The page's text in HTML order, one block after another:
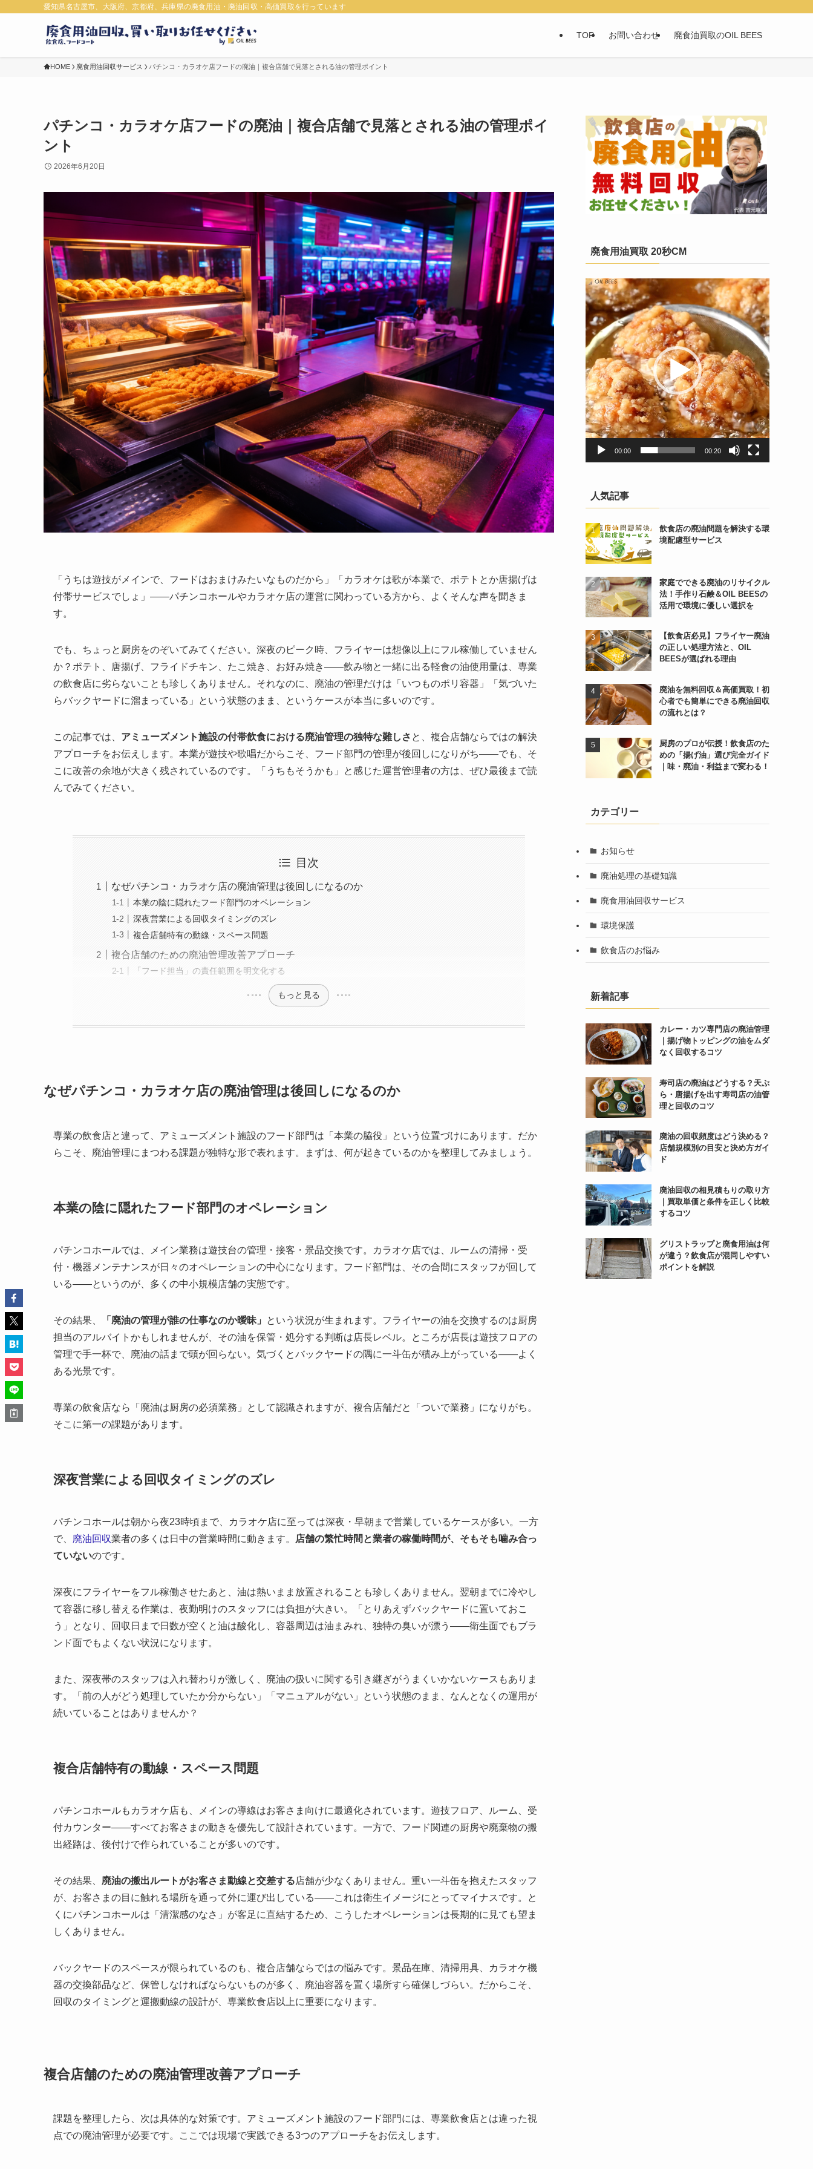
愛知県名古屋市、大阪府、京都府、兵庫県の廃食用油・廃油回収・高価買取を行っています
TOP お問い合わせ 廃食油買取のOIL BEES
HOME 廃食用油回収サービス パチンコ・カラオケ店フードの廃油｜複合店舗で見落とされる油の管理ポイント
パチンコ・カラオケ店フードの廃油｜複合店舗で見落とされる油の管理ポイ
ント
2026年6月20日
「うちは遊技がメインで、フードはおまけみたいなものだから」「カラオケは歌が本業で、ポテトとか唐揚げは
付帯サービスでしょ」——パチンコホールやカラオケ店の運営に関わっている方から、よくそんな声を聞きま
す。
でも、ちょっと厨房をのぞいてみてください。深夜のピーク時、フライヤーは想像以上にフル稼働していません
か？ポテト、唐揚げ、フライドチキン、たこ焼き、お好み焼き——飲み物と一緒に出る軽食の油使用量は、専業
の飲食店に劣らないことも珍しくありません。それなのに、廃油の管理だけは「いつものポリ容器」「気づいた
らバックヤードに溜まっている」という状態のまま、というケースが本当に多いのです。
この記事では、 アミューズメント施設の付帯飲食における廃油管理の独特な難しさ と、複合店舗ならではの解決
アプローチをお伝えします。本業が遊技や歌唱だからこそ、フード部門の管理が後回しになりがち——でも、そ
こに改善の余地が大きく残されているのです。「うちもそうかも」と感じた運営管理者の方は、ぜひ最後まで読
んでみてください。
目次
なぜパチンコ・カラオケ店の廃油管理は後回しになるのか
本業の陰に隠れたフード部門のオペレーション
深夜営業による回収タイミングのズレ
複合店舗特有の動線・スペース問題
複合店舗のための廃油管理改善アプローチ
「フード担当」の責任範囲を明文化する
もっと見る
なぜパチンコ・カラオケ店の廃油管理は後回しになるのか
専業の飲食店と違って、アミューズメント施設のフード部門は「本業の脇役」という位置づけにあります。だか
らこそ、廃油管理にまつわる課題が独特な形で表れます。まずは、何が起きているのかを整理してみましょう。
本業の陰に隠れたフード部門のオペレーション
パチンコホールでは、メイン業務は遊技台の管理・接客・景品交換です。カラオケ店では、ルームの清掃・受
付・機器メンテナンスが日々のオペレーションの中心になります。フード部門は、その合間にスタッフが回して
いる——というのが、多くの中小規模店舗の実態です。
その結果、 「廃油の管理が誰の仕事なのか曖昧」
という状況が生まれます。フライヤーの油を交換するのは厨房
担当のアルバイトかもしれませんが、その油を保管・処分する判断は店長レベル。ところが店長は遊技フロアの
管理で手一杯で、廃油の話まで頭が回らない。気づくとバックヤードの隅に一斗缶が積み上がっている——よく
ある光景です。
専業の飲食店なら「廃油は厨房の必須業務」として認識されますが、複合店舗だと「ついで業務」になりがち。
そこに第一の課題があります。
深夜営業による回収タイミングのズレ
パチンコホールは朝から夜23時頃まで、カラオケ店に至っては深夜・早朝まで営業しているケースが多い。一方
で、 廃油回収業者の多くは日中の営業時間に動きます。
店舗の繁忙時間と業者の稼働時間が、そもそも噛み合っ
ていないのです。
深夜にフライヤーをフル稼働させたあと、油は熱いまま放置されることも珍しくありません。翌朝までに冷やし
て容器に移し替える作業は、夜勤明けのスタッフには負担が大きい。「とりあえずバックヤードに置いておこ
う」となり、回収日まで日数が空くと油は酸化し、容器周辺は油まみれ、独特の臭いが漂う——衛生面でもブラ
ンド面でもよくない状況になります。
また、深夜帯のスタッフは入れ替わりが激しく、廃油の扱いに関する引き継ぎがうまくいかないケースもありま
す。「前の人がどう処理していたか分からない」「マニュアルがない」という状態のまま、なんとなくの運用が
続いていることはありませんか？
複合店舗特有の動線・スペース問題
パチンコホールもカラオケ店も、メインの導線はお客さま向けに最適化されています。遊技フロア、ルーム、受
付カウンター——すべてお客さまの動きを優先して設計されています。一方で、フード関連の厨房や廃棄物の搬
出経路は、後付けで作られていることが多いのです。
その結果、 廃油の搬出ルートがお客さま動線と交差する店舗が少なくありません。重い一斗缶を抱えたスタッフ
が、お客さまの目に触れる場所を通って外に運び出している——これは衛生イメージにとってマイナスです。と
くにパチンコホールは「清潔感のなさ」が客足に直結するため、こうしたオペレーションは長期的に見ても望ま
しくありません。
バックヤードのスペースが限られているのも、複合店舗ならではの悩みです。景品在庫、清掃用具、カラオケ機
器の交換部品など、保管しなければならないものが多く、廃油容器を置く場所すら確保しづらい。だからこそ、
回収のタイミングと運搬動線の設計が、専業飲食店以上に重要になります。
複合店舗のための廃油管理改善アプローチ
課題を整理したら、次は具体的な対策です。アミューズメント施設のフード部門には、専業飲食店とは違った視
点での廃油管理が必要です。ここでは現場で実践できる3つのアプローチをお伝えします。
廃食用油買取 20秒CM
動
画
プ
レ
ー
ヤ
ー
00:00 00:20
人気記事
飲食店の廃油問題を解決する環
境配慮型サービス
家庭でできる廃油のリサイクル
法！手作り石鹸＆OIL BEESの
活用で環境に優しい選択を
【飲食店必見】フライヤー廃油
の正しい処理方法と、OIL
BEESが選ばれる理由
廃油を無料回収＆高価買取！初
心者でも簡単にできる廃油回収
の流れとは？
厨房のプロが伝授！飲食店のた
めの「揚げ油」選び完全ガイド
｜味・廃油・利益まで変わる！
カテゴリー
お知らせ
廃油処理の基礎知識
廃食用油回収サービス
環境保護
飲食店のお悩み
新着記事
カレー・カツ専門店の廃油管理
｜揚げ物トッピングの油をムダ
なく回収するコツ
寿司店の廃油はどうする？天ぷ
ら・唐揚げを出す寿司店の油管
理と回収のコツ
廃油の回収頻度はどう決める？
店舗規模別の目安と決め方ガイ
ド
廃油回収の相見積もりの取り方
｜買取単価と条件を正しく比較
するコツ
グリストラップと廃食用油は何
が違う？飲食店が混同しやすい
ポイントを解説